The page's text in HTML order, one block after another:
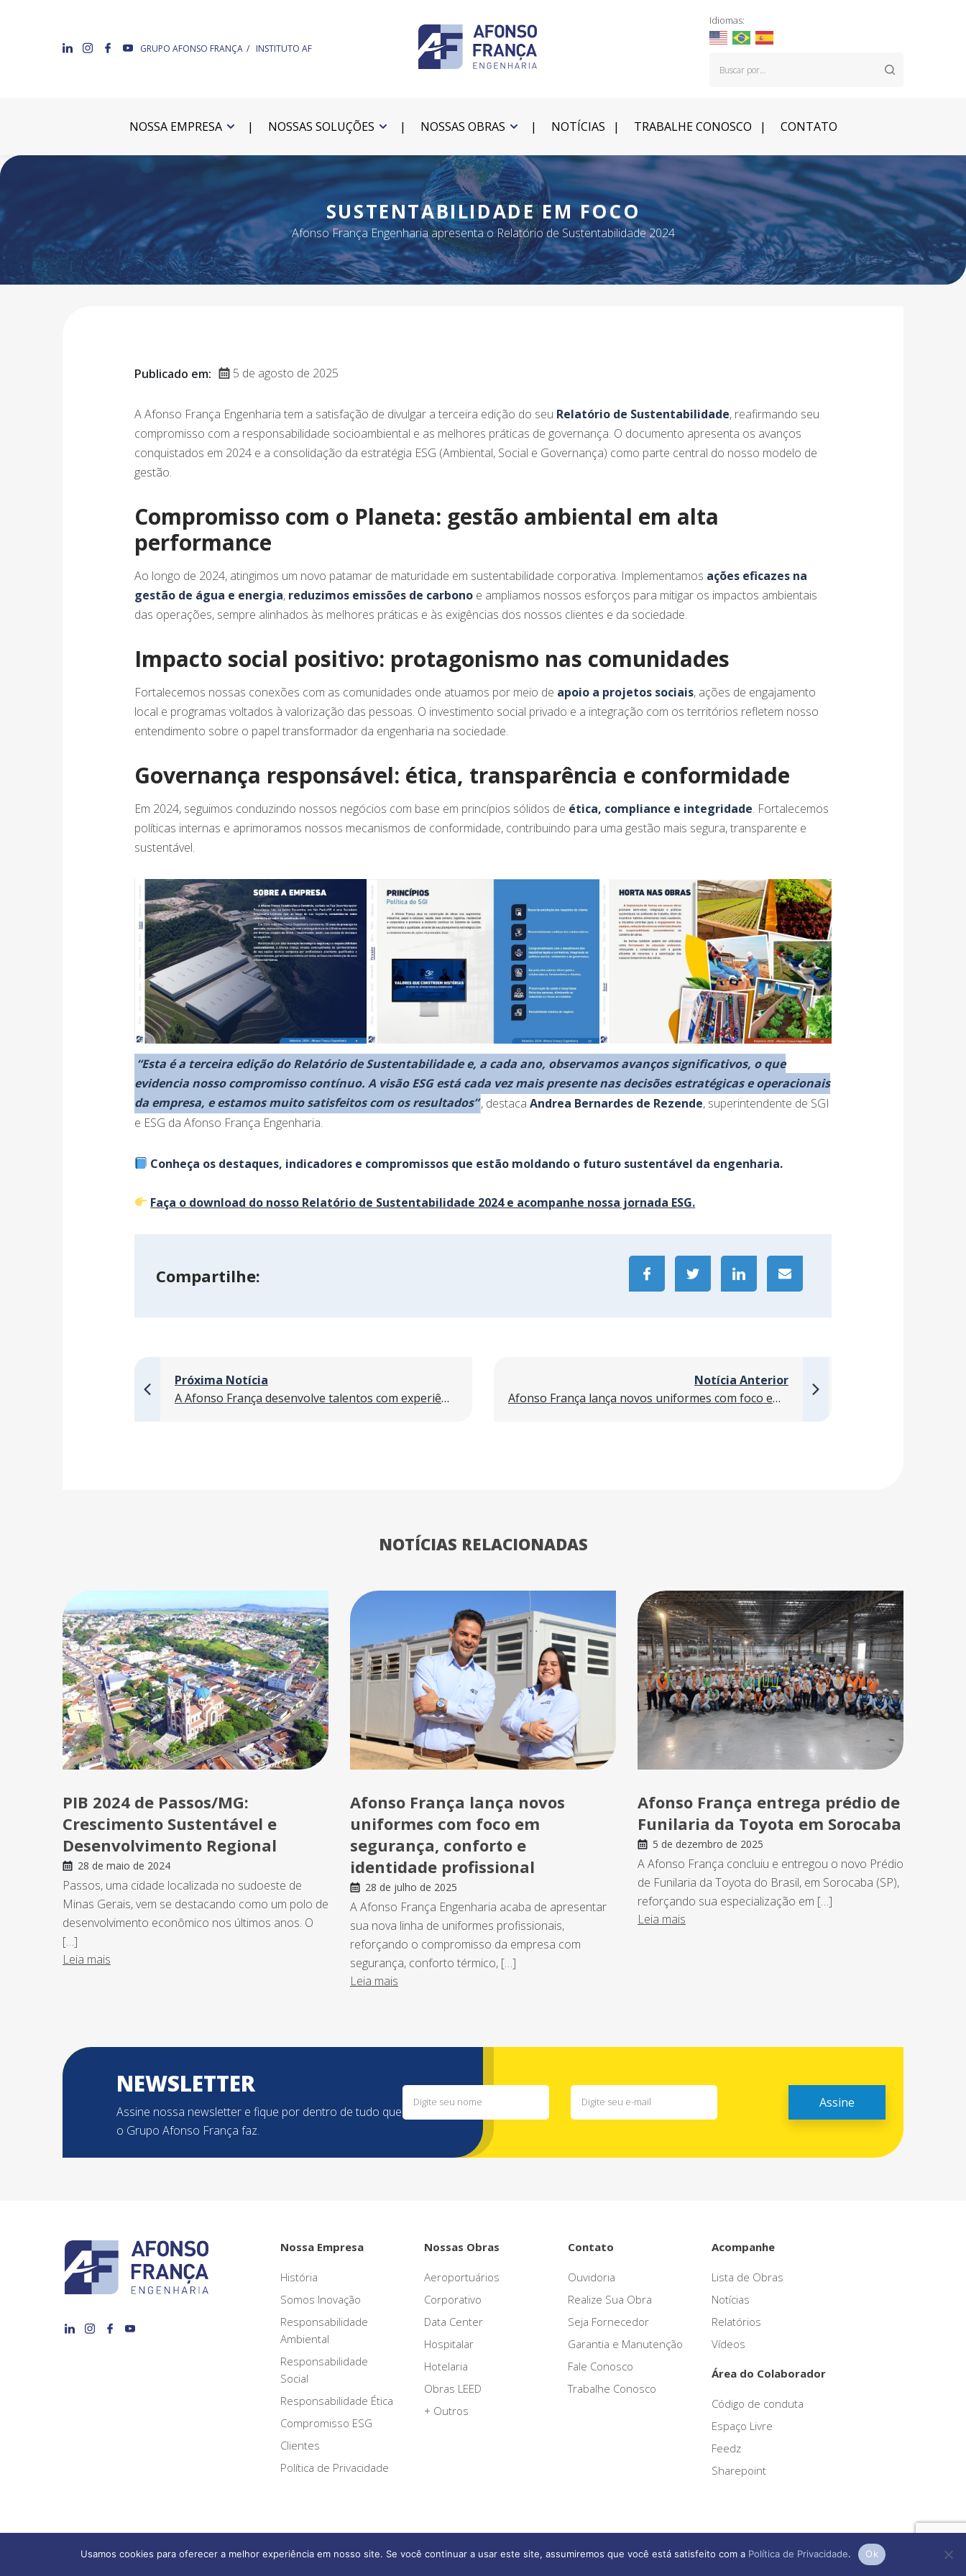
GRUPO AFONSO FRANÇA INSTITUTO AF
Idiomas:
NOSSA EMPRESA NOSSAS SOLUÇÕES NOSSAS OBRAS NOTÍCIAS TRABALHE CONOSCO CONTATO
SUSTENTABILIDADE EM FOCO
Afonso França Engenharia apresenta o Relatório de Sustentabilidade 2024
Publicado em: 5 de agosto de 2025
A Afonso França Engenharia tem a satisfação de divulgar a terceira edição do seu Relatório de Sustentabilidade, reafirmando seu
compromisso com a responsabilidade socioambiental e as melhores práticas de governança. O documento apresenta os avanços
conquistados em 2024 e a consolidação da estratégia ESG (Ambiental, Social e Governança) como parte central do nosso modelo de
gestão.
Compromisso com o Planeta: gestão ambiental em alta
performance
Ao longo de 2024, atingimos um novo patamar de maturidade em sustentabilidade corporativa. Implementamos ações eficazes na
gestão de água e energia, reduzimos emissões de carbono e ampliamos nossos esforços para mitigar os impactos ambientais
das operações, sempre alinhados às melhores práticas e às exigências dos nossos clientes e da sociedade.
Impacto social positivo: protagonismo nas comunidades
Fortalecemos nossas conexões com as comunidades onde atuamos por meio de apoio a projetos sociais, ações de engajamento
local e programas voltados à valorização das pessoas. O investimento social privado e a integração com os territórios refletem nosso
entendimento sobre o papel transformador da engenharia na sociedade.
Governança responsável: ética, transparência e conformidade
Em 2024, seguimos conduzindo nossos negócios com base em princípios sólidos de ética, compliance e integridade. Fortalecemos
políticas internas e aprimoramos nossos mecanismos de conformidade, contribuindo para uma gestão mais segura, transparente e
sustentável.
“Esta é a terceira edição do Relatório de Sustentabilidade e, a cada ano, observamos avanços significativos, o que
evidencia nosso compromisso contínuo. A visão ESG está cada vez mais presente nas decisões estratégicas e operacionais
da empresa, e estamos muito satisfeitos com os resultados”, destacaAndrea Bernardes de Rezende, superintendente de SGI
e ESG da Afonso França Engenharia.
Conheça os destaques, indicadores e compromissos que estão moldando o futuro sustentável da engenharia.
Faça o download do nosso Relatório de Sustentabilidade 2024 e acompanhe nossa jornada ESG.
Compartilhe:
Próxima Notícia
A Afonso França desenvolve talentos com experiência imersiva
Notícia Anterior
Afonso França lança novos uniformes com foco em segurança, conforto e identidade profissional
NOTÍCIAS RELACIONADAS
PIB 2024 de Passos/MG:
Crescimento Sustentável e
Desenvolvimento Regional
28 de maio de 2024
Passos, uma cidade localizada no sudoeste de
Minas Gerais, vem se destacando como um polo de
desenvolvimento econômico nos últimos anos. O
[…]
Leia mais
Afonso França lança novos
uniformes com foco em
segurança, conforto e
identidade profissional
28 de julho de 2025
A Afonso França Engenharia acaba de apresentar
sua nova linha de uniformes profissionais,
reforçando o compromisso da empresa com
segurança, conforto térmico, […]
Leia mais
Afonso França entrega prédio de
Funilaria da Toyota em Sorocaba
5 de dezembro de 2025
A Afonso França concluiu e entregou o novo Prédio
de Funilaria da Toyota do Brasil, em Sorocaba (SP),
reforçando sua especialização em […]
Leia mais
NEWSLETTER
Assine nossa newsletter e fique por dentro de tudo que
o Grupo Afonso França faz.
Nossa Empresa
História
Somos Inovação
Responsabilidade
Ambiental
Responsabilidade
Social
Responsabilidade Ética
Compromisso ESG
Clientes
Política de Privacidade
Nossas Obras
Aeroportuários
Corporativo
Data Center
Hospitalar
Hotelaria
Obras LEED
+ Outros
Contato
Ouvidoria
Realize Sua Obra
Seja Fornecedor
Garantia e Manutenção
Fale Conosco
Trabalhe Conosco
Acompanhe
Lista de Obras
Notícias
Relatórios
Vídeos
Área do Colaborador
Código de conduta
Espaço Livre
Feedz
Sharepoint
Afonso França Engenharia © 2026 Todos os direitos reservados
Usamos cookies para oferecer a melhor experiência em nosso site. Se você continuar a usar este site, assumiremos que você está satisfeito com a Política de Privacidade. Ok